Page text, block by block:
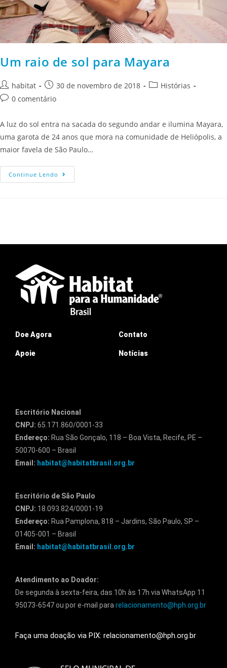
Um raio de sol para Mayara
habitat 30 de novembro de 2018
Histórias
0 comentário
A luz do sol entra na sacada do segundo andar e ilumina Mayara,
uma garota de 24 anos que mora na comunidade de Heliópolis, a
maior favela de São Paulo…
Continue Lendo
Doe Agora
Apoie
Contato
Notícias
Escritório Nacional
CNPJ: 65.171.860/0001-33
Endereço: Rua São Gonçalo, 118 – Boa Vista, Recife, PE –
50070-600 – Brasil
Email: habitat@habitatbrasil.org.br
Escritório de São Paulo
CNPJ: 18.093.824/0001-19
Endereço: Rua Pamplona, 818 – Jardins, São Paulo, SP –
01405-001 – Brasil
Email: habitat@habitatbrasil.org.br
Atendimento ao Doador:
De segunda à sexta-feira, das 10h às 17h via WhatsApp 11
95073-6547 ou por e-mail para relacionamento@hph.org.br
Faça uma doação via PIX: relacionamento@hph.org.br